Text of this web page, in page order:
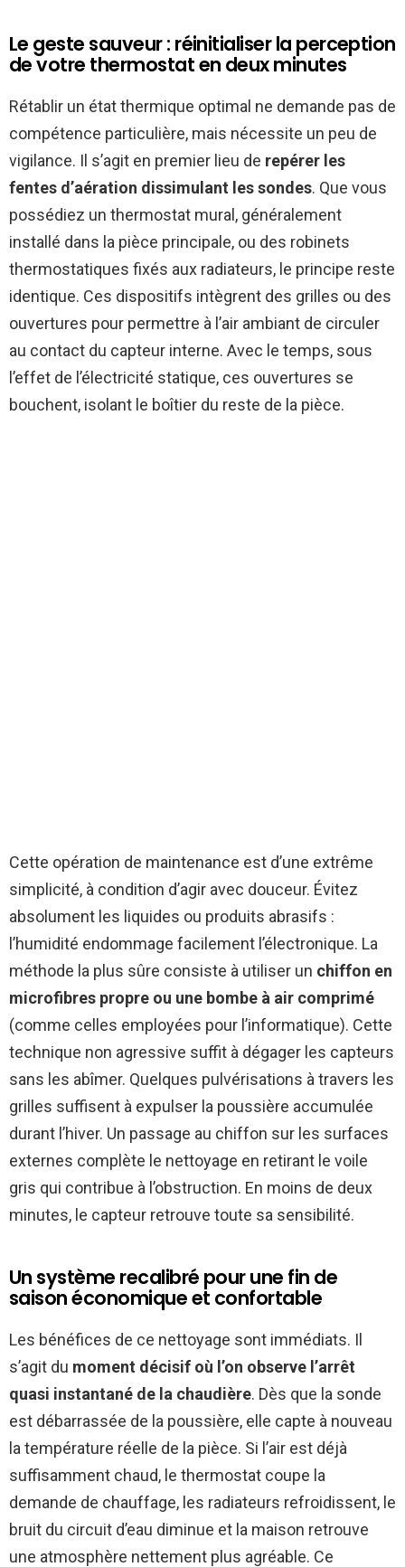
Le geste sauveur : réinitialiser la perception
de votre thermostat en deux minutes
Rétablir un état thermique optimal ne demande pas de
compétence particulière, mais nécessite un peu de
vigilance. Il s’agit en premier lieu de repérer les
fentes d’aération dissimulant les sondes. Que vous
possédiez un thermostat mural, généralement
installé dans la pièce principale, ou des robinets
thermostatiques fixés aux radiateurs, le principe reste
identique. Ces dispositifs intègrent des grilles ou des
ouvertures pour permettre à l’air ambiant de circuler
au contact du capteur interne. Avec le temps, sous
l’effet de l’électricité statique, ces ouvertures se
bouchent, isolant le boîtier du reste de la pièce.
Cette opération de maintenance est d’une extrême
simplicité, à condition d’agir avec douceur. Évitez
absolument les liquides ou produits abrasifs :
l’humidité endommage facilement l’électronique. La
méthode la plus sûre consiste à utiliser un chiffon en
microfibres propre ou une bombe à air comprimé
(comme celles employées pour l’informatique). Cette
technique non agressive suffit à dégager les capteurs
sans les abîmer. Quelques pulvérisations à travers les
grilles suffisent à expulser la poussière accumulée
durant l’hiver. Un passage au chiffon sur les surfaces
externes complète le nettoyage en retirant le voile
gris qui contribue à l’obstruction. En moins de deux
minutes, le capteur retrouve toute sa sensibilité.
Un système recalibré pour une fin de
saison économique et confortable
Les bénéfices de ce nettoyage sont immédiats. Il
s’agit du moment décisif où l’on observe l’arrêt
quasi instantané de la chaudière. Dès que la sonde
est débarrassée de la poussière, elle capte à nouveau
la température réelle de la pièce. Si l’air est déjà
suffisamment chaud, le thermostat coupe la
demande de chauffage, les radiateurs refroidissent, le
bruit du circuit d’eau diminue et la maison retrouve
une atmosphère nettement plus agréable. Ce